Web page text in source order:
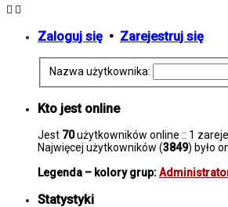
Zaloguj się • Zarejestruj się
Nazwa użytkownika:
Kto jest online
Jest 70użytkowników online :: 1
Najwięcej użytkowników (3849) było
Legenda – kolory grup:
Statystyki